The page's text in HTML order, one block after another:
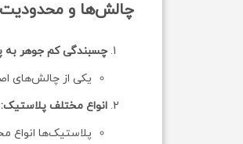
چالش‌ها و
چسبندگی کم جوهر به
یکی از چالش‌های
انواع مختلف پلاستیک:
پلاستیک‌ها انواع